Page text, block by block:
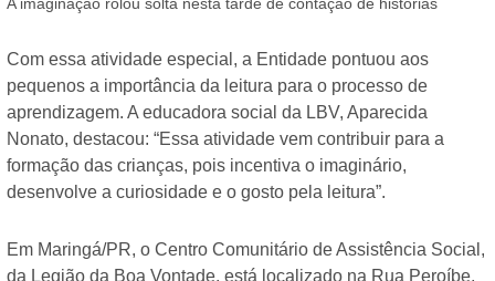
Com essa atividade especial, a Entidade pontuou aos
pequenos a importância da leitura para o processo de
aprendizagem. A educadora social da LBV, Aparecida
Nonato, destacou: “Essa atividade vem contribuir para a
formação das crianças, pois incentiva o imaginário,
desenvolve a curiosidade e o gosto pela leitura”.
Em Maringá/PR, o Centro Comunitário de Assistência Social,
da Legião da Boa Vontade, está localizado na Rua Peroíbe,